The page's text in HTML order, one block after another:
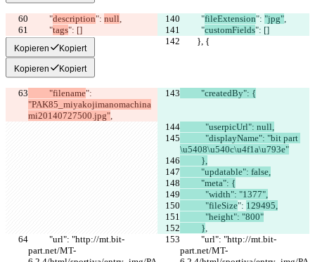
          "
description": null,
          "
fileExtension": "jpg",
          "
tags": []
          "
customFields": []
        }, {
        }, {
Kopieren Kopiert
Kopieren Kopiert
          "filename
":
"PAK85_miyakojimanomachina
mi20140727500.jpg",
          "createdBy": {
            "userpicUrl": null,
\u5408\u540c\u4f1a\u793e"
          },
          "updatable": false,
          "meta": {
            "width": "1377",
            "fileSize
": 129495,
            "height": "800"
          }
,
part.net/MT-
part.net/MT-